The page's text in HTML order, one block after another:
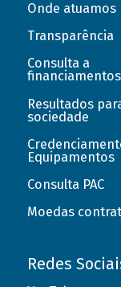
Onde atuamos
Transparência
Consulta a
financiamentos
Resultados
sociedade
Equipamentos
Consulta PAC
Moedas
Redes